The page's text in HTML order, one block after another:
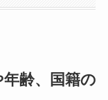
齢、国籍の